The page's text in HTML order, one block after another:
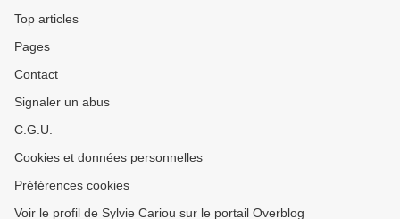
Top articles
Pages
Contact
Signaler un abus
C.G.U.
Cookies et données personnelles
Préférences cookies
Voir le profil de Sylvie Cariou sur le portail Overblog